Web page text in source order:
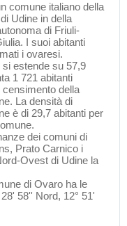
comune italiano della
Udine in della
di Friuli-
. I suoi abitanti
i ovaresi.
si estende su 57,9
1 721 abitanti
censimento della
La densità di
è di 29,7 abitanti per
dei comuni di
, Prato Carnico i
Ovest di Udine la
di Ovaro ha le
58'' Nord, 12° 51'